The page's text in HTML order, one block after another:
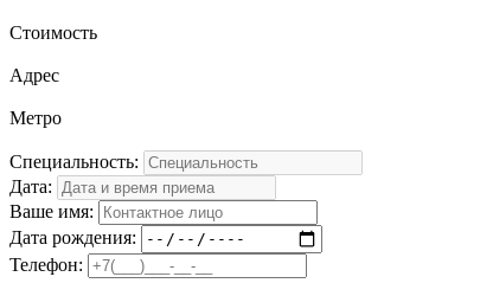
Стоимость
Адрес
Метро
Специальность:
Дата:
Ваше имя:
Дата рождения:
Телефон: